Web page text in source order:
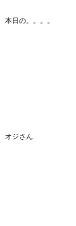
本日の。。。。
オジさん